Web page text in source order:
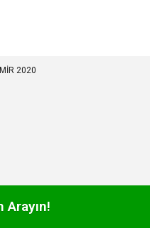
2020
Arayın!